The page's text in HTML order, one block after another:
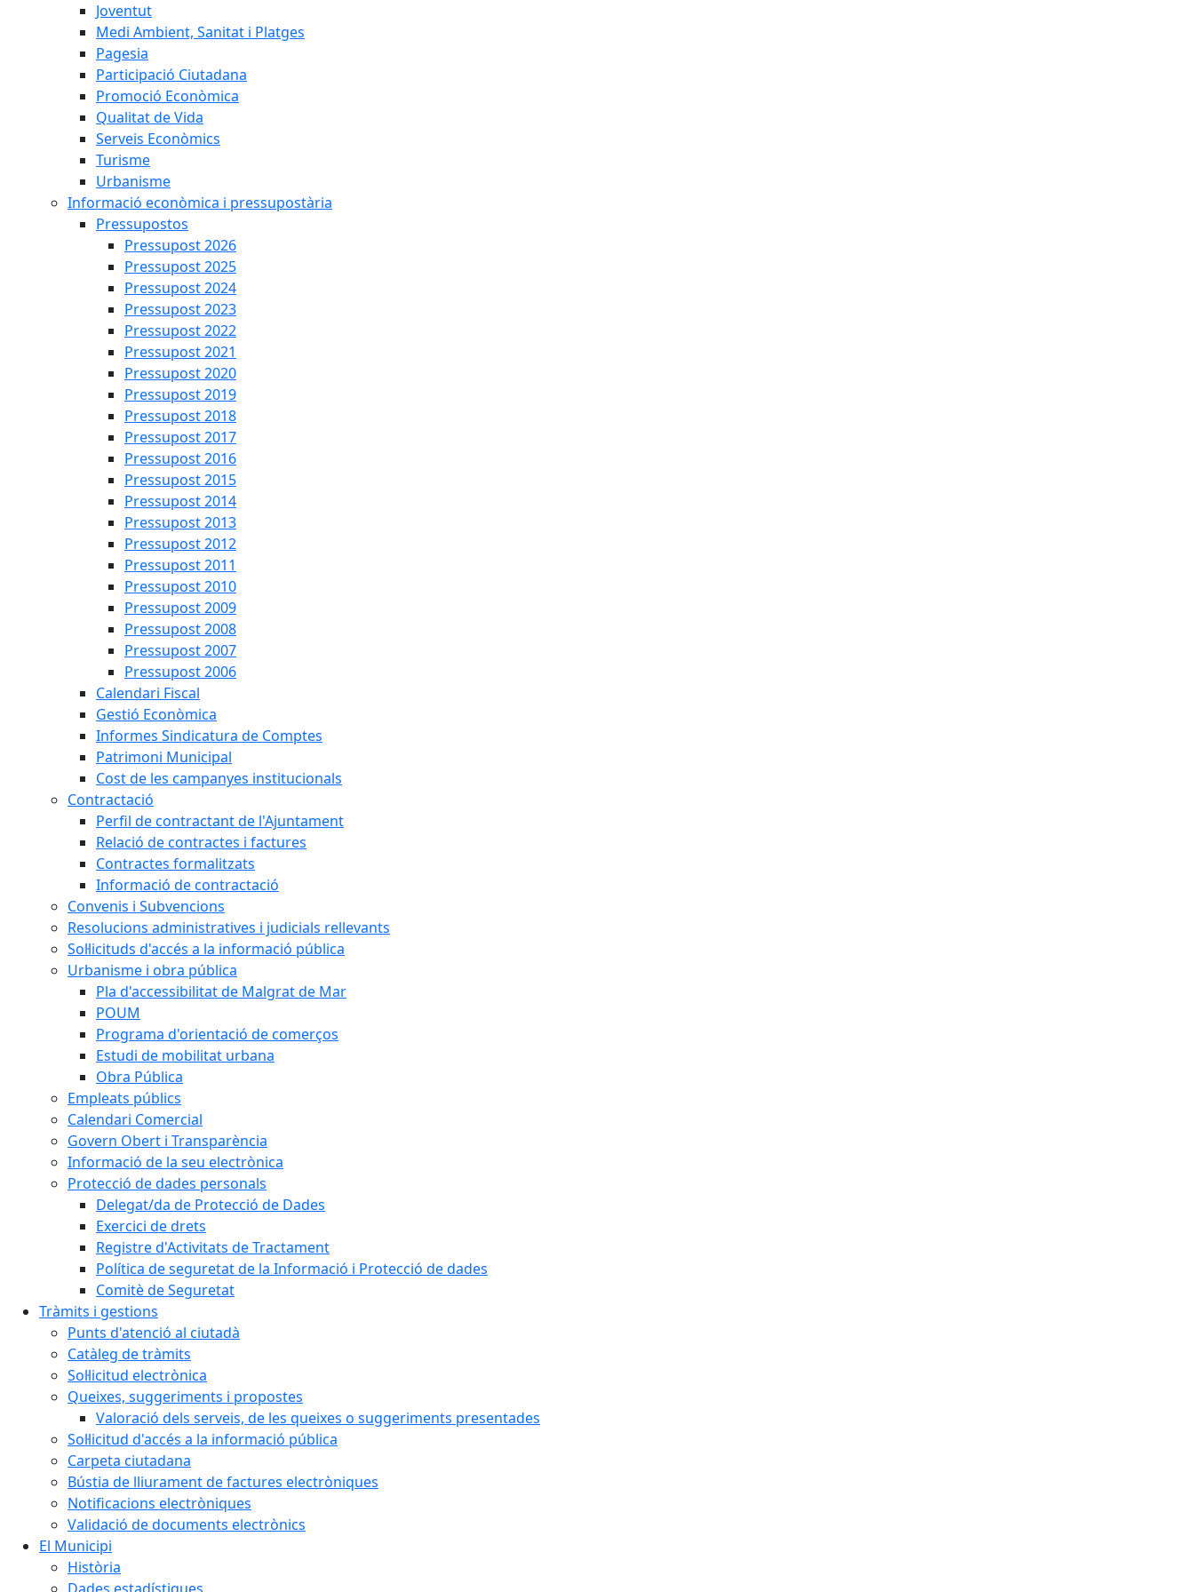
Joventut
Medi Ambient, Sanitat i Platges
Pagesia
Participació Ciutadana
Promoció Econòmica
Qualitat de Vida
Serveis Econòmics
Turisme
Urbanisme
Informació econòmica i pressupostària
Pressupostos
Pressupost 2026
Pressupost 2025
Pressupost 2024
Pressupost 2023
Pressupost 2022
Pressupost 2021
Pressupost 2020
Pressupost 2019
Pressupost 2018
Pressupost 2017
Pressupost 2016
Pressupost 2015
Pressupost 2014
Pressupost 2013
Pressupost 2012
Pressupost 2011
Pressupost 2010
Pressupost 2009
Pressupost 2008
Pressupost 2007
Pressupost 2006
Calendari Fiscal
Gestió Econòmica
Informes Sindicatura de Comptes
Patrimoni Municipal
Cost de les campanyes institucionals
Contractació
Perfil de contractant de l'Ajuntament
Relació de contractes i factures
Contractes formalitzats
Informació de contractació
Convenis i Subvencions
Resolucions administratives i judicials rellevants
Sol·licituds d'accés a la informació pública
Urbanisme i obra pública
Pla d'accessibilitat de Malgrat de Mar
POUM
Programa d'orientació de comerços
Estudi de mobilitat urbana
Obra Pública
Empleats públics
Calendari Comercial
Govern Obert i Transparència
Informació de la seu electrònica
Protecció de dades personals
Delegat/da de Protecció de Dades
Exercici de drets
Registre d'Activitats de Tractament
Política de seguretat de la Informació i Protecció de dades
Comitè de Seguretat
Tràmits i gestions
Punts d'atenció al ciutadà
Catàleg de tràmits
Sol·licitud electrònica
Queixes, suggeriments i propostes
Valoració dels serveis, de les queixes o suggeriments presentades
Sol·licitud d'accés a la informació pública
Carpeta ciutadana
Bústia de lliurament de factures electròniques
Notificacions electròniques
Validació de documents electrònics
El Municipi
Història